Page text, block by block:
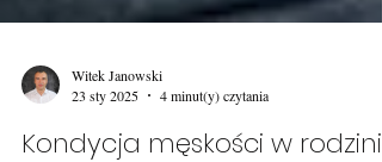
23 sty 2025
4 minut(y) czytania